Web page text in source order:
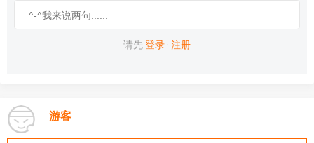
请先登录 · 注册
游客